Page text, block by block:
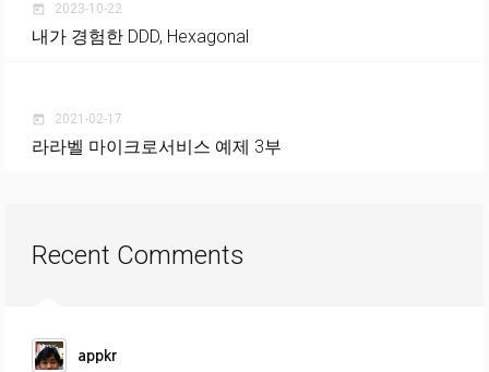
today 2023-10-22
내가 경험한 DDD, Hexagonal
today 2021-02-17
라라벨 마이크로서비스 예제 3부
Recent Comments
appkr